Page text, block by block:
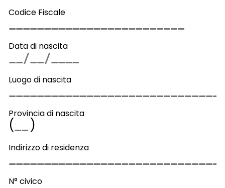
Codice Fiscale
Data di nascita
Luogo di nascita
Provincia di nascita
( )
Indirizzo di residenza
N° civico